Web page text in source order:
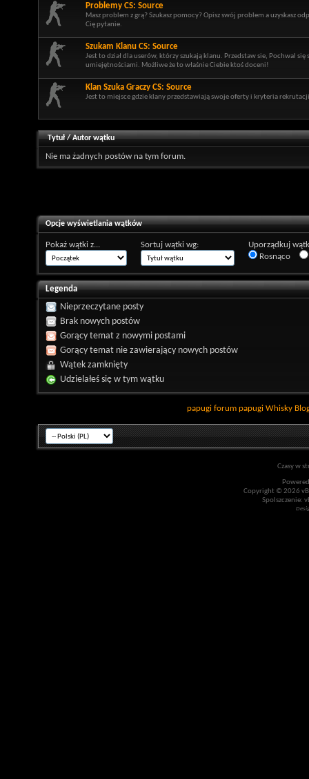
Problemy CS: Source
Masz problem z grą? Szukasz pomocy? Opisz swój problem a uzyskasz
Cię pytanie.
Szukam Klanu CS: Source
Jest to dział dla userów, którzy szukają klanu. Przedstaw sie, Pochwal się
umiejętnościami. Możliwe że to właśnie Ciebie ktoś doceni!
Klan Szuka Graczy CS: Source
Jest to miejsce gdzie klany przedstawiają swoje oferty i kryteria
Tytuł/Autor wątku
Nie ma żadnych postów na tym forum.
Opcje wyświetlania wątków
Pokaż wątki z... Sortuj wątki wg:
Uporządkuj
Rosnąco
Legenda
Nieprzeczytane posty
Brak nowych postów
Gorący temat z nowymi postami
Gorący temat nie zawierający nowych postów
Wątek zamknięty
Udzielałeś się w tym wątku
papugi forum papugi Whisky
Czasy w
Copyright © 2026
Spolszczenie: